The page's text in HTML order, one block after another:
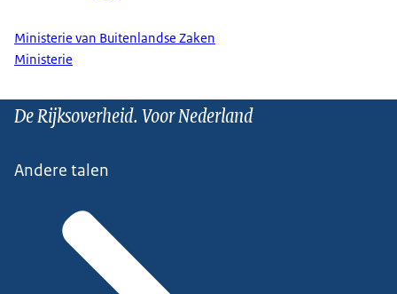
Ministerie van Buitenlandse Zaken
Ministerie
De Rijksoverheid. Voor Nederland
Andere talen